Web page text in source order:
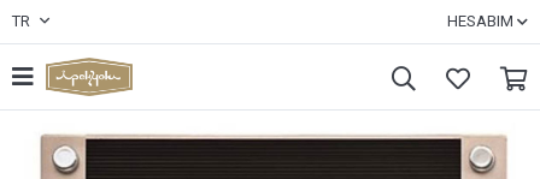
TR HESABIM